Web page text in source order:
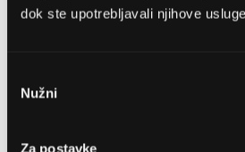
dok ste upotrebljavali njihove
pristanka
Nužni
Za postavke
OPTIKA NJEGO,